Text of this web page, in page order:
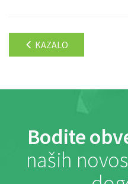
KAZALO
Bodite
naših